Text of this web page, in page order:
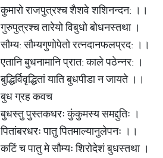
कुमारो राजपुत्रश्च शैशवे शशिनन्दन: ।।
गुरुपुत्रश्च तारेयो विबुधो बोधनस्तथा ।
सौम्य: सौम्यगुणोपेतो रत्नदानफलप्रद: ।।
एतानि बुधनामानि प्रात: काले पठेन्नर: ।
बुद्धिर्विवृद्धितां याति बुधपीडा न जायते ।।
बुध ग्रह कवच
बुधस्तु पुस्तकधरः कुंकुमस्य समद्दुतिः ।
पितांबरधरः पातु पितमाल्यानुलेपनः ।।
कटिं च पातु मे सौम्यः शिरोदेशं बुधस्तथा ।